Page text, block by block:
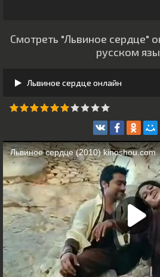
Смотреть "Львиное сердце"
русском
Львиное сердце онлайн